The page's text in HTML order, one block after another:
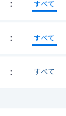
すべて
すべて
すべて